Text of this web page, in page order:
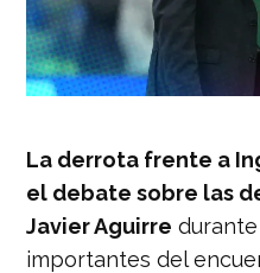
La derrota frente a
el debate sobre las
Javier Aguirre
importantes del